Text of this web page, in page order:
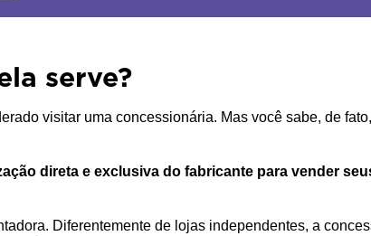
serve?
visitar uma concessionária. Mas você sabe, de
direta e exclusiva do fabricante para vender
Diferentemente de lojas independentes, a